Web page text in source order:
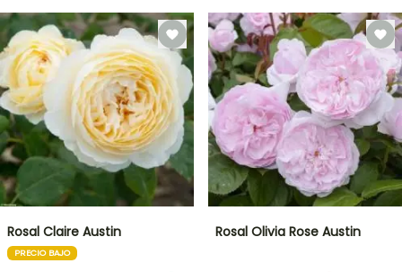
Rosal Claire Austin
PRECIO BAJO
Rosal Olivia Rose Austin